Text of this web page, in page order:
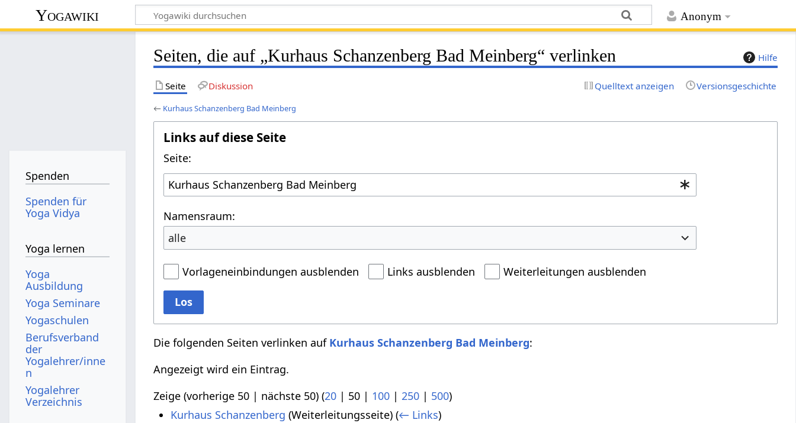
Anonym
Yogawiki
Hilfe
Seiten, die auf „Kurhaus Schanzenberg Bad Meinberg“ verlinken
Seite Diskussion Quelltext anzeigen Versionsgeschichte
← Kurhaus Schanzenberg Bad Meinberg
Links auf diese Seite
Seite:
Namensraum:
alle
Vorlageneinbindungen ausblenden Links ausblenden Weiterleitungen ausblenden
Los
Die folgenden Seiten verlinken auf Kurhaus Schanzenberg Bad Meinberg:
Angezeigt wird ein Eintrag.
Zeige (vorherige 50 | nächste 50) (20 | 50 | 100 |250 | 500)
Kurhaus Schanzenberg (Weiterleitungsseite)(← Links)
Spenden
Spenden für
Yoga Vidya
Yoga lernen
Yoga
Ausbildung
Yoga Seminare
Yogaschulen
Berufsverband
der
Yogalehrer/inne
n
Yogalehrer
Verzeichnis